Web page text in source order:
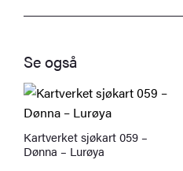
Se også
Kartverket sjøkart 059 –
Dønna – Lurøya